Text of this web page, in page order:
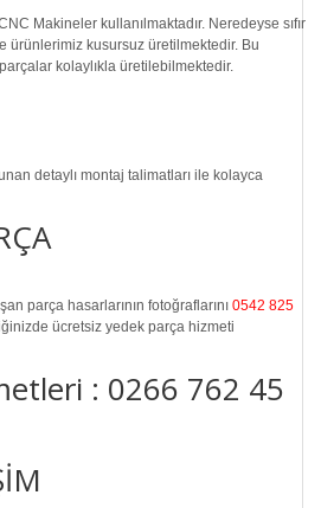
Makineler kullanılmaktadır. Neredeyse sıfır
ürünlerimiz kusursuz üretilmektedir. Bu
kolaylıkla üretilebilmektedir.
detaylı montaj talimatları ile kolayca
parça hasarlarının fotoğraflarını 0542 825
ücretsiz yedek parça hizmeti
: 0266 762 45